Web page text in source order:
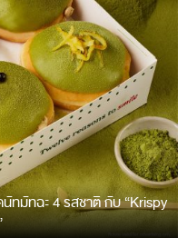
ทมัทฉะ 4 รสชาติ กับ “Krispy